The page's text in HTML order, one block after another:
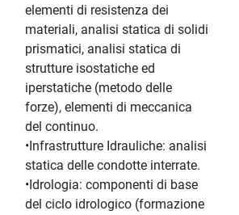
elementi di resistenza dei
materiali, analisi statica di solidi
prismatici, analisi statica di
strutture isostatiche ed
iperstatiche (metodo delle
forze), elementi di meccanica
del continuo.
•Infrastrutture Idrauliche: analisi
statica delle condotte interrate.
•Idrologia: componenti di base
del ciclo idrologico (formazione